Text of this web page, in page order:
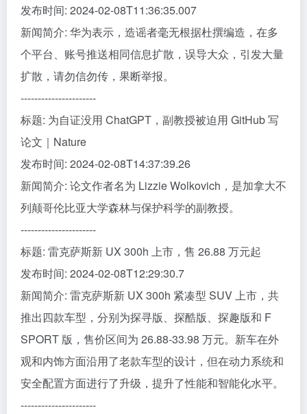
发布时间: 2024-02-08T11:36:35.007
新闻简介: 华为表示，造谣者毫无根据杜撰编造，在多
个平台、账号推送相同信息扩散，误导大众，引发大量
扩散，请勿信勿传，果断举报。
----------------------
标题: 为自证没用 ChatGPT，副教授被迫用 GitHub 写
论文｜Nature
发布时间: 2024-02-08T14:37:39.26
新闻简介: 论文作者名为 Lizzie Wolkovich，是加拿大不
列颠哥伦比亚大学森林与保护科学的副教授。
----------------------
标题: 雷克萨斯新 UX 300h 上市，售 26.88 万元起
发布时间: 2024-02-08T12:29:30.7
新闻简介: 雷克萨斯新 UX 300h 紧凑型 SUV 上市，共
推出四款车型，分别为探寻版、探酷版、探趣版和 F
SPORT 版，售价区间为 26.88-33.98 万元。新车在外
观和内饰方面沿用了老款车型的设计，但在动力系统和
安全配置方面进行了升级，提升了性能和智能化水平。
----------------------